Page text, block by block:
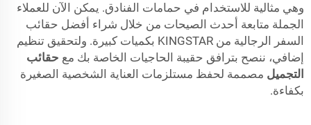
وهي مثالية للاستخدام في حمامات الفنادق. يمكن الآن للعملاء
الجملة متابعة أحدث الصيحات من خلال شراء أفضل حقائب
السفر الرجالية من KINGSTAR بكميات كبيرة. ولتحقيق تنظيم
إضافي، ننصح بترافق حقيبة الحاجيات الخاصة بك مع حقائب
التجميل مصممة لحفظ مستلزمات العناية الشخصية الصغيرة
بكفاءة.